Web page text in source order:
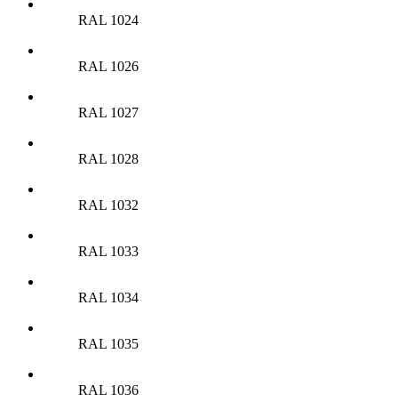
RAL 1024
RAL 1026
RAL 1027
RAL 1028
RAL 1032
RAL 1033
RAL 1034
RAL 1035
RAL 1036